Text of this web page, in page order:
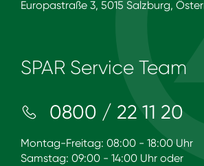
Europastraße 3, 5015 Salzburg,
SPAR Service Team
0800 / 22 11 20
Montag-Freitag: 08:00 - 18:00 Uhr
Samstag: 09:00 - 14:00 Uhr oder